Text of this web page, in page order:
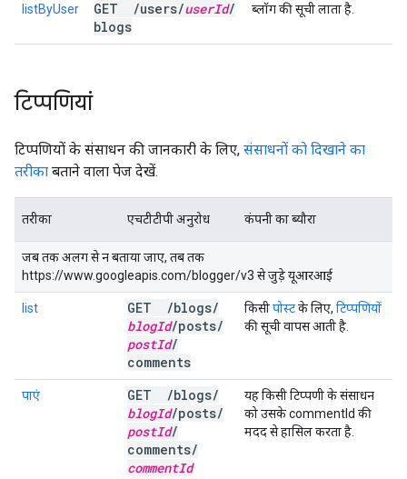
listByUser GET /users/userId/
blogs
ब्लॉग की सूची लाता है.
टिप्पणियां
टिप्पणियों के संसाधन की जानकारी के लिए, संसाधनों को दिखाने का
तरीका बताने वाला पेज देखें.
तरीका एचटीटीपी अनुरोध कंपनी का ब्यौरा
जब तक अलग से न बताया जाए, तब तक
https://www.googleapis.com/blogger/v3 से जुड़े यूआरआई
list GET /blogs/
blogId/posts/
postId/
comments
किसीपोस्टके लिए, टिप्पणियों
की सूची वापस आती है.
पाएं GET /blogs/
blogId/posts/
postId/
comments/
commentId
यह किसी टिप्पणी के संसाधन
को उसकेcommentId की
मदद से हासिल करता है.